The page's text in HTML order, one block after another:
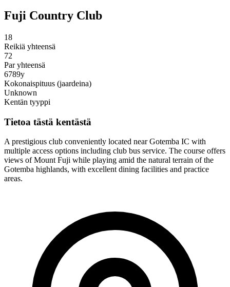
Fuji Country Club
18
Reikiä yhteensä
72
Par yhteensä
6789y
Kokonaispituus (jaardeina)
Unknown
Kentän tyyppi
Tietoa tästä kentästä
A prestigious club conveniently located near Gotemba IC with
multiple access options including club bus service. The course offers
views of Mount Fuji while playing amid the natural terrain of the
Gotemba highlands, with excellent dining facilities and practice
areas.